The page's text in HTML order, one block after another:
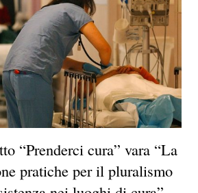
“Prenderci cura” vara “La
pratiche per il pluralismo